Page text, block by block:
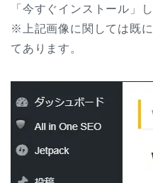
「今すぐインストール」
※上記画像に関しては既
てあります。